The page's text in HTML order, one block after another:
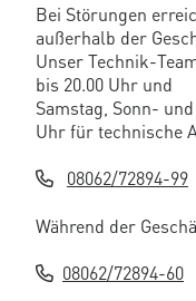
Bei Störungen
außerhalb der
Unser Technik-
bis 20.00 Uhr und
Samstag, Sonn-
Uhr für technische
08062/72894-99
Während der
08062/72894-60